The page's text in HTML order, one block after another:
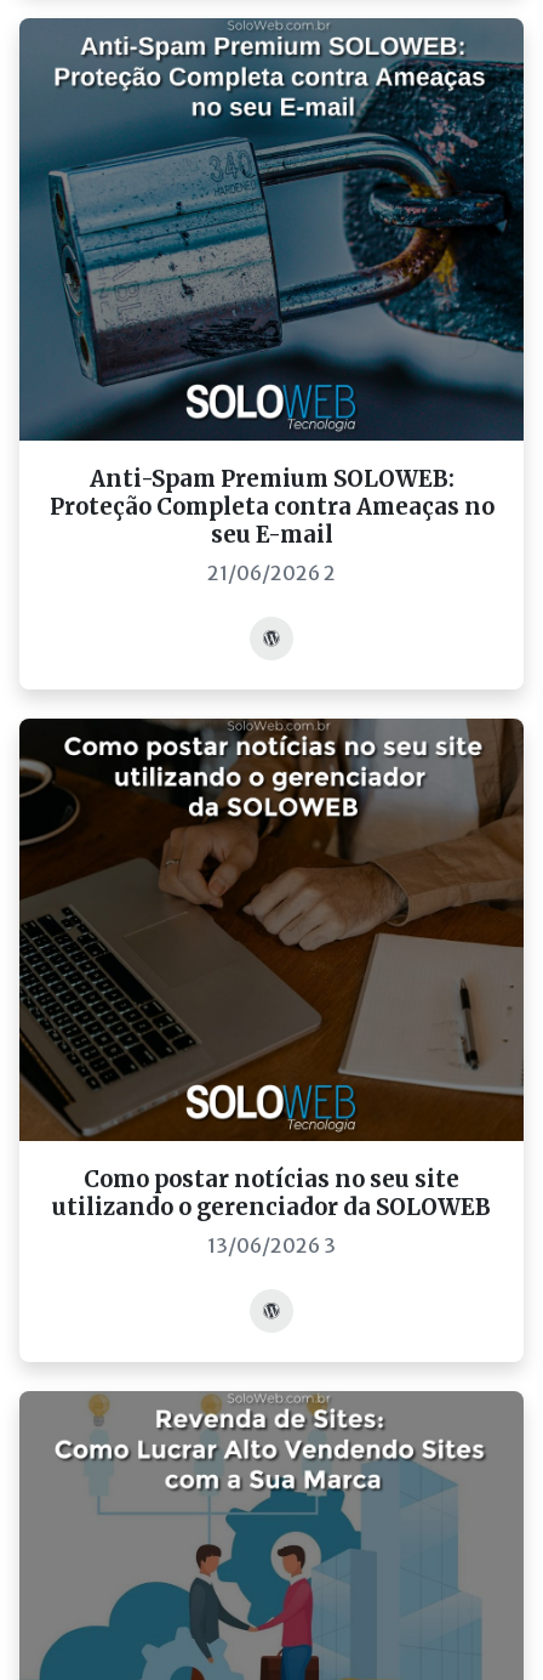
Anti-Spam Premium SOLOWEB:
Proteção Completa contra Ameaças no
seu E-mail
21/06/2026 2
Acessar post
Como postar notícias no seu site
utilizando o gerenciador da SOLOWEB
13/06/2026 3
Acessar post